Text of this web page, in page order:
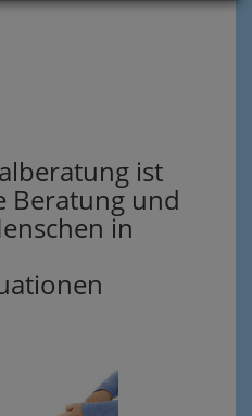
ist
Beratung und
in